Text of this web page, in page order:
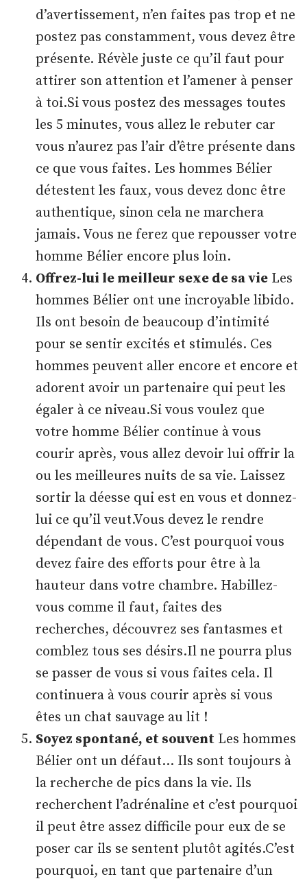
d’avertissement, n’en faites pas trop et ne
postez pas constamment, vous devez être
présente. Révèle juste ce qu’il faut pour
attirer son attention et l’amener à penser
à toi.Si vous postez des messages toutes
les 5 minutes, vous allez le rebuter car
vous n’aurez pas l’air d’être présente dans
ce que vous faites. Les hommes Bélier
détestent les faux, vous devez donc être
authentique, sinon cela ne marchera
jamais. Vous ne ferez que repousser votre
homme Bélier encore plus loin.
Offrez-lui le meilleur sexe de sa vie Les
hommes Bélier ont une incroyable libido.
Ils ont besoin de beaucoup d’intimité
pour se sentir excités et stimulés. Ces
hommes peuvent aller encore et encore et
adorent avoir un partenaire qui peut les
égaler à ce niveau.Si vous voulez que
votre homme Bélier continue à vous
courir après, vous allez devoir lui offrir la
ou les meilleures nuits de sa vie. Laissez
sortir la déesse qui est en vous et donnez-
lui ce qu’il veut.Vous devez le rendre
dépendant de vous. C’est pourquoi vous
devez faire des efforts pour être à la
hauteur dans votre chambre. Habillez-
vous comme il faut, faites des
recherches, découvrez ses fantasmes et
comblez tous ses désirs.Il ne pourra plus
se passer de vous si vous faites cela. Il
continuera à vous courir après si vous
êtes un chat sauvage au lit !
Soyez spontané, et souvent Les hommes
Bélier ont un défaut… Ils sont toujours à
la recherche de pics dans la vie. Ils
recherchent l’adrénaline et c’est pourquoi
il peut être assez difficile pour eux de se
poser car ils se sentent plutôt agités.C’est
pourquoi, en tant que partenaire d’un